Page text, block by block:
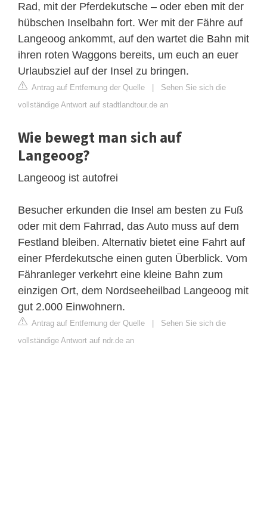
Rad, mit der Pferdekutsche – oder eben mit der
hübschen Inselbahn fort. Wer mit der Fähre auf
Langeoog ankommt, auf den wartet die Bahn mit
ihren roten Waggons bereits, um euch an euer
Urlaubsziel auf der Insel zu bringen.
Antrag auf Entfernung der Quelle
Sehen Sie sich die
vollständige Antwort auf stadtlandtour.de an
Wie bewegt man sich auf
Langeoog?
Langeoog ist autofrei
Besucher erkunden die Insel am besten zu Fuß
oder mit dem Fahrrad, das Auto muss auf dem
Festland bleiben. Alternativ bietet eine Fahrt auf
einer Pferdekutsche einen guten Überblick. Vom
Fähranleger verkehrt eine kleine Bahn zum
einzigen Ort, dem Nordseeheilbad Langeoog mit
gut 2.000 Einwohnern.
Antrag auf Entfernung der Quelle
Sehen Sie sich die
vollständige Antwort auf ndr.de an